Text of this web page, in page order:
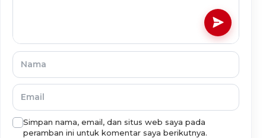
Simpan nama, email, dan situs web saya pada
peramban ini untuk komentar saya berikutnya.